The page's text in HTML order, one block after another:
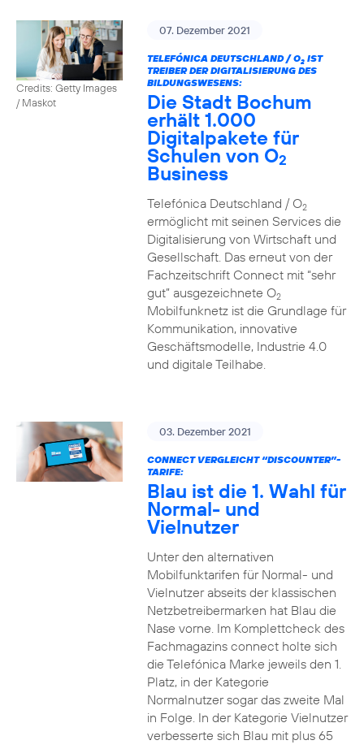
Credits: Getty Images
/ Maskot
07. Dezember 2021
TELEFÓNICA DEUTSCHLAND / O2IST
TREIBER DER DIGITALISIERUNG DES
BILDUNGSWESENS:
Die Stadt Bochum
erhält 1.000
Digitalpakete für
Schulen von O2
Business
Telefónica Deutschland / O2
ermöglicht mit seinen Services die
Digitalisierung von Wirtschaft und
Gesellschaft. Das erneut von der
Fachzeitschrift Connect mit “sehr
gut” ausgezeichnete O2
Mobilfunknetz ist die Grundlage für
Kommunikation, innovative
Geschäftsmodelle, Industrie 4.0
und digitale Teilhabe.
03. Dezember 2021
CONNECT VERGLEICHT “DISCOUNTER”-
TARIFE:
Blau ist die 1. Wahl für
Normal- und
Vielnutzer
Unter den alternativen
Mobilfunktarifen für Normal- und
Vielnutzer abseits der klassischen
Netzbetreibermarken hat Blau die
Nase vorne. Im Komplettcheck des
Fachmagazins connect holte sich
die Telefónica Marke jeweils den 1.
Platz, in der Kategorie
Normalnutzer sogar das zweite Mal
in Folge. In der Kategorie Vielnutzer
verbesserte sich Blau mit plus 65